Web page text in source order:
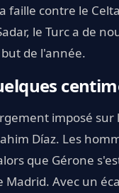
faille contre le
le Turc a de
de l'année.
imposé
Díaz. Les
que Gérone
Madrid. Avec un